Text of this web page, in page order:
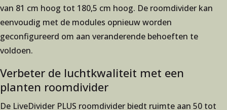
van 81 cm hoog tot 180,5 cm hoog. De roomdivider kan
eenvoudig met de modules opnieuw worden
geconfigureerd om aan veranderende behoeften te
voldoen.
Verbeter de luchtkwaliteit met een
planten roomdivider
De LiveDivider PLUS roomdivider biedt ruimte aan 50 tot